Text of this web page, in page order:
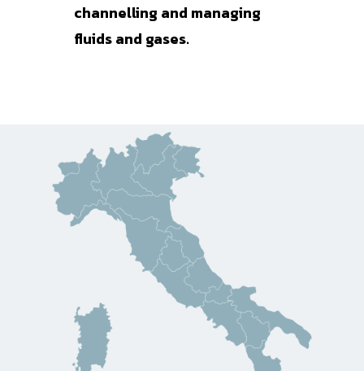
channelling and managing
fluids and gases.